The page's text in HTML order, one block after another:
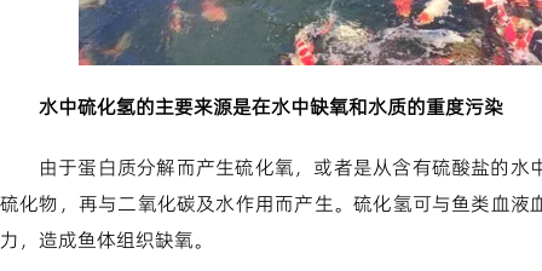
水中硫化氢的主要来源是在水中缺氧和水质的重度污染
由于蛋白质分解而产生硫化氧，或者是从含有硫酸盐的
硫化物，再与二氧化碳及水作用而产生。硫化氢可与鱼类血
力，造成鱼体组织缺氧。